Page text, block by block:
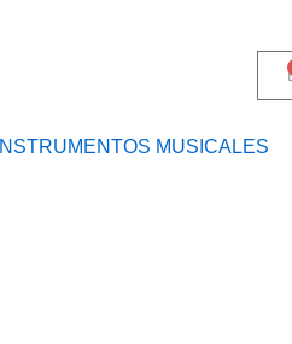
INSTRUMENTOS MUSICALES